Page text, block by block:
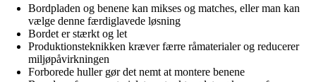
Bordpladen og benene kan mikses og matches, eller man kan
vælge denne færdiglavede løsning
Bordet er stærkt og let
Produktionsteknikken kræver færre råmaterialer og reducerer
miljøpåvirkningen
Forborede huller gør det nemt at montere benene